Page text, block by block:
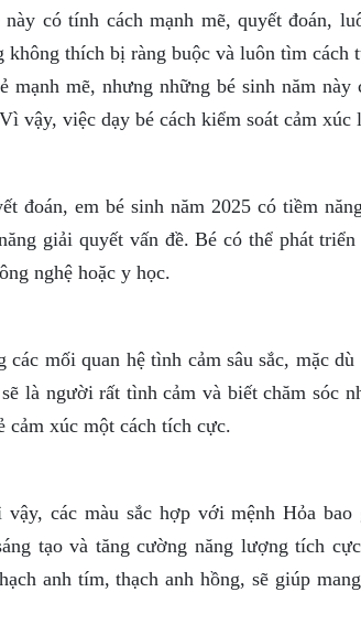
này có tính cách mạnh mẽ, quyết đoán,
thích bị ràng buộc và luôn tìm cách
mạnh mẽ, nhưng những bé sinh năm này
vậy, việc dạy bé cách kiểm soát cảm xúc
đoán, em bé sinh năm 2025 có tiềm
giải quyết vấn đề. Bé có thể phát triển
nghệ hoặc y học.
mối quan hệ tình cảm sâu sắc, mặc
là người rất tình cảm và biết chăm sóc
cảm xúc một cách tích cực.
các màu sắc hợp với mệnh Hỏa
tạo và tăng cường năng lượng tích
anh tím, thạch anh hồng, sẽ giúp